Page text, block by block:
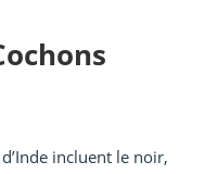
incluent le noir,